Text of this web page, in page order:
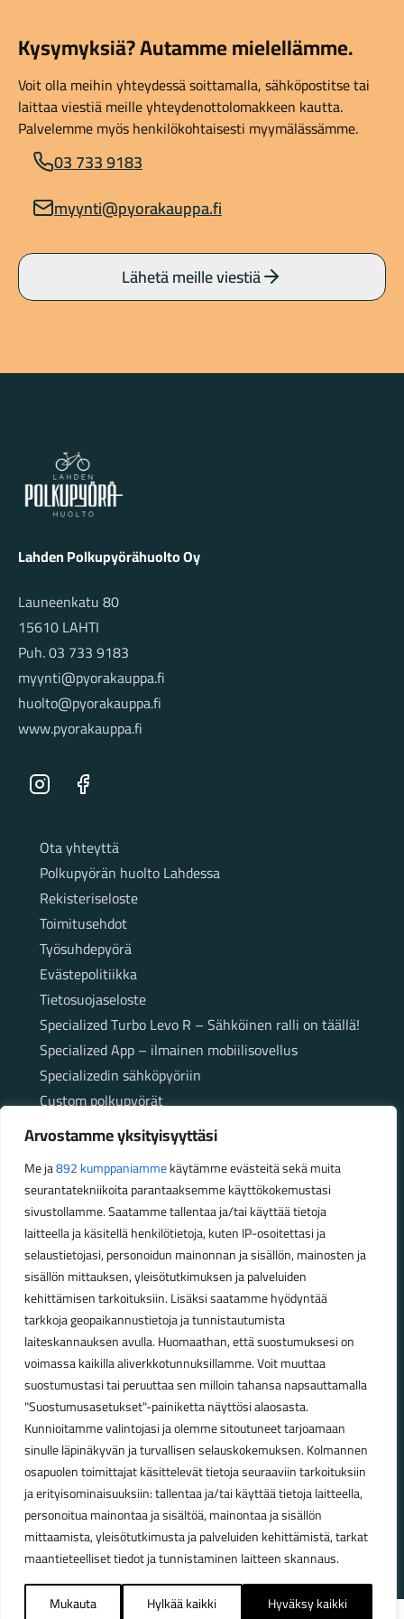
Arvostamme yksityisyyttäsi
Me ja892 kumppaniammekäytämme evästeitä sekä muita
seurantatekniikoita parantaaksemme käyttökokemustasi
sivustollamme. Saatamme tallentaa ja/tai käyttää tietoja
laitteella ja käsitellä henkilötietoja, kuten IP-osoitettasi ja
selaustietojasi, personoidun mainonnan ja sisällön, mainosten ja
sisällön mittauksen, yleisötutkimuksen ja palveluiden
kehittämisen tarkoituksiin. Lisäksi saatamme hyödyntää
tarkkoja geopaikannustietoja ja tunnistautumista
laiteskannauksen avulla. Huomaathan, että suostumuksesi on
voimassa kaikilla aliverkkotunnuksillamme. Voit muuttaa
suostumustasi tai peruuttaa sen milloin tahansa napsauttamalla
"Suostumusasetukset"-painiketta näyttösi alaosasta.
Kunnioitamme valintojasi ja olemme sitoutuneet tarjoamaan
sinulle läpinäkyvän ja turvallisen selauskokemuksen. Kolmannen
osapuolen toimittajat käsittelevät tietoja seuraaviin tarkoituksiin
ja erityisominaisuuksiin: tallentaa ja/tai käyttää tietoja laitteella,
personoitua mainontaa ja sisältöä, mainontaa ja sisällön
mittaamista, yleisötutkimusta ja palveluiden kehittämistä, tarkat
maantieteelliset tiedot ja tunnistaminen laitteen skannaus.
Mukauta
Hylkää kaikki Hyväksy kaikki
Kysymyksiä? Autamme mielellämme.
Voit olla meihin yhteydessä soittamalla, sähköpostitse tai
laittaa viestiä meille yhteydenottolomakkeen kautta.
Palvelemme myös henkilökohtaisesti myymälässämme.
03 733 9183
myynti@pyorakauppa.fi
Lähetä meille viestiä
Lahden Polkupyörähuolto - etusivulle
Lahden Polkupyörähuolto Oy
Launeenkatu 80
15610 LAHTI
Puh. 03 733 9183
myynti@pyorakauppa.fi
huolto@pyorakauppa.fi
www.pyorakauppa.fi
Instagram Facebook
SivutOta yhteyttä
Polkupyörän huolto Lahdessa
Rekisteriseloste
Toimitusehdot
Työsuhdepyörä
Evästepolitiikka
Tietosuojaseloste
Specialized Turbo Levo R – Sähköinen ralli on täällä!
Specialized App – ilmainen mobiilisovellus
Specializedin sähköpyöriin
Custom polkupyörät
Fatbikellä helppoa ja huoletonta etenemistä
maastossa
Aukioloajat
Talvikauden aukioloajat (1.10.2025 – 28.2.2026)
Ma-Pe 10-18
La 10-14
Kesäkauden aukioloajat (1.3.2026 – 30.9.2026)
Ma-Pe 10-18
La 9-15
Poikkeavat aukioloajat:
Pyhäinpäivä lauantai 31.10. – suljettu
© Lahden Polkupyörähuolto - 2026